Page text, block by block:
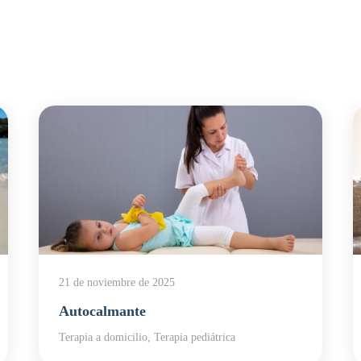
21 de noviembre de 2025
Autocalmante
Terapia a domicilio, Terapia pediátrica